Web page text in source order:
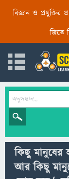
বিজ্ঞান ও প্রযুক্তির
জিতে
কিছু মানুষের
আর কিছু